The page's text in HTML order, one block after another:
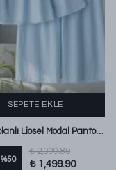
SEPETE EKLE
Kolları Volanlı Liosel Modal Pantolonlu Takım Bebe Mavi
%50
₺ 2,999.80
₺ 1,499.90